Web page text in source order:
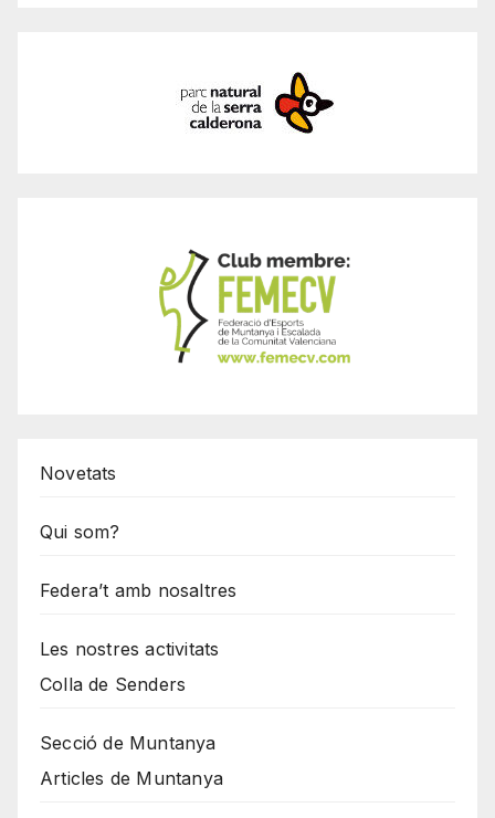
Novetats
Qui som?
Federa’t amb nosaltres
Les nostres activitats
Colla de Senders
Secció de Muntanya
Articles de Muntanya